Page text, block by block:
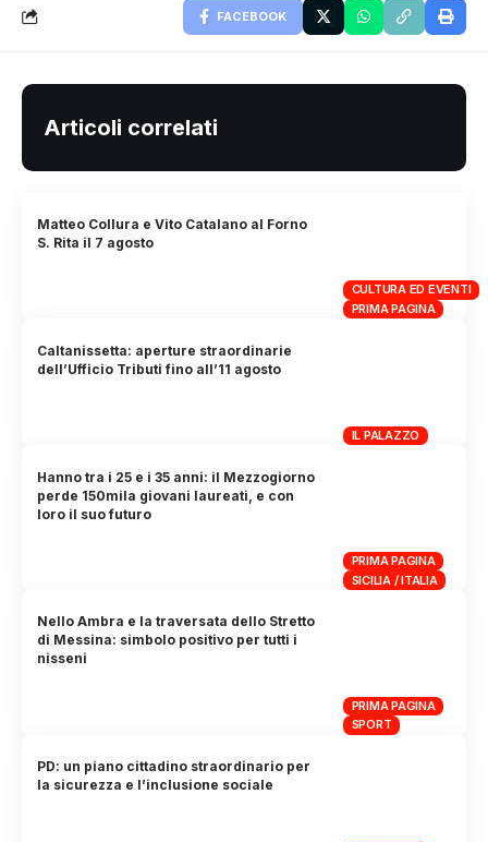
FACEBOOK
Articoli correlati
CULTURA ED EVENTI
PRIMA PAGINA
Matteo Collura e Vito Catalano al Forno
S. Rita il 7 agosto
IL PALAZZO
Caltanissetta: aperture straordinarie
dell’Ufficio Tributi fino all’11 agosto
PRIMA PAGINA
SICILIA / ITALIA
Hanno tra i 25 e i 35 anni: il Mezzogiorno
perde 150mila giovani laureati, e con
loro il suo futuro
PRIMA PAGINA
SPORT
Nello Ambra e la traversata dello Stretto
di Messina: simbolo positivo per tutti i
nisseni
PD: un piano cittadino straordinario per
la sicurezza e l’inclusione sociale